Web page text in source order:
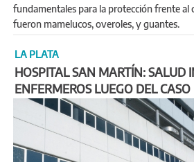
fundamentales para la protección frente al
fueron mamelucos, overoles, y guantes.
LA PLATA
HOSPITAL SAN MARTÍN: SALUD
ENFERMEROS LUEGO DEL